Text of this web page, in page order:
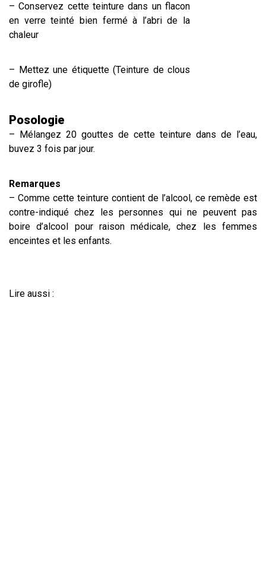
– Conservez cette teinture dans un flacon
en verre teinté bien fermé à l’abri de la
chaleur
– Mettez une étiquette (Teinture de clous
de girofle)
Posologie
– Mélangez 20 gouttes de cette teinture dans de l’eau,
buvez 3 fois par jour.
Remarques
– Comme cette teinture contient de l’alcool, ce remède est
contre-indiqué chez les personnes qui ne peuvent pas
boire d’alcool pour raison médicale, chez les femmes
enceintes et les enfants.
Lire aussi :